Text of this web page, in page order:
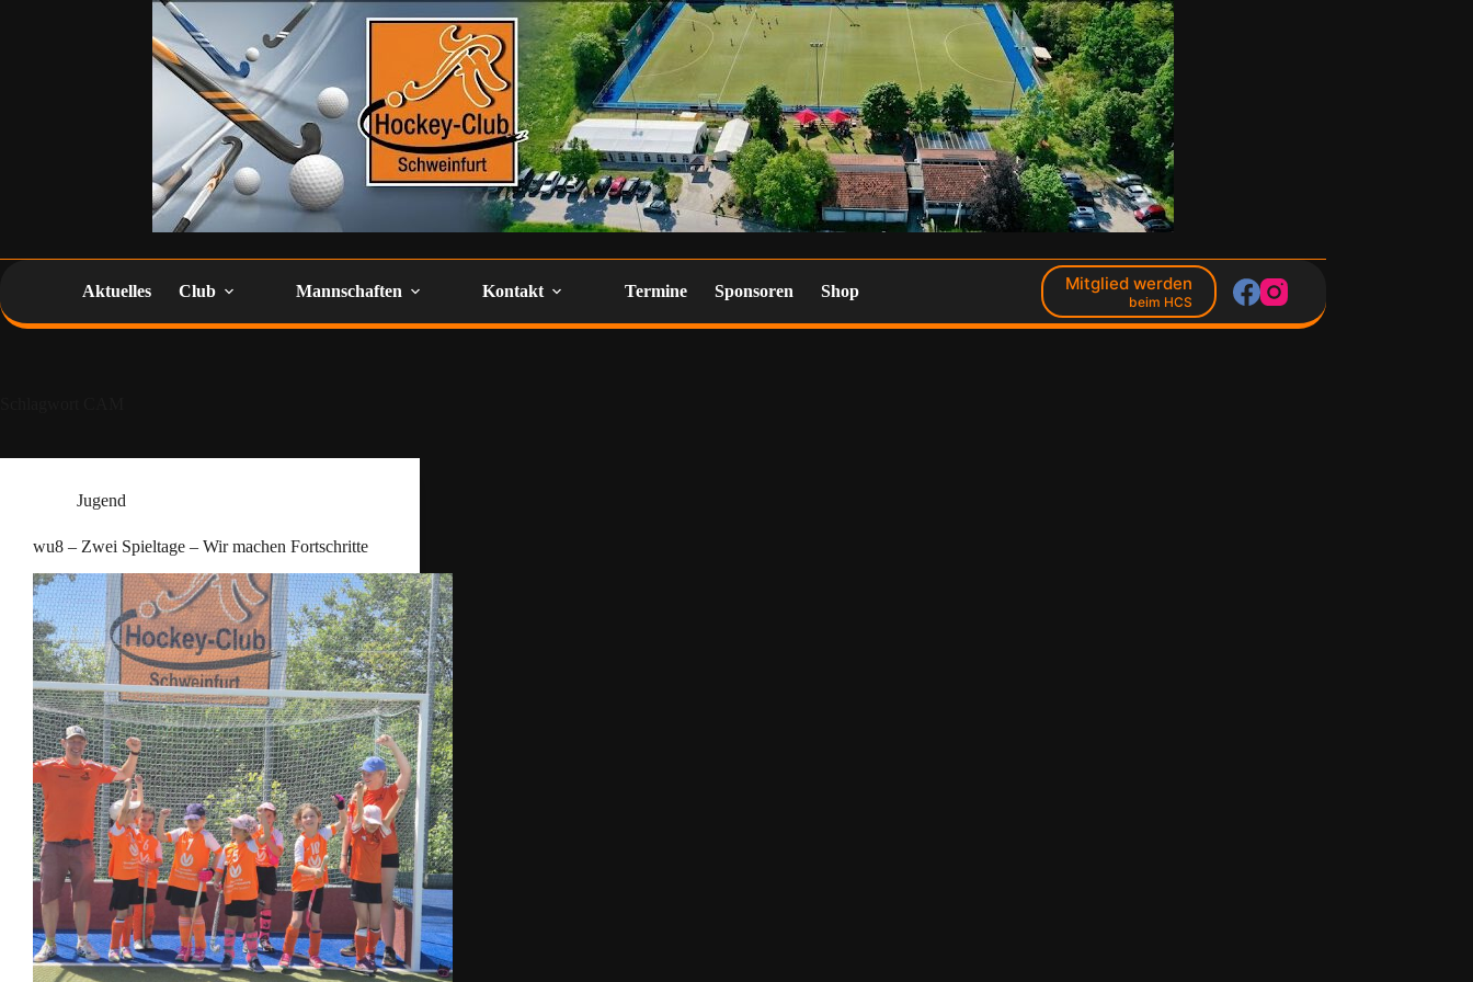
Aktuelles Club Mannschaften Kontakt Termine Sponsoren Shop Mitglied werden
beim HCS
Jugend
wu8 – Zwei Spieltage – Wir machen Fortschritte